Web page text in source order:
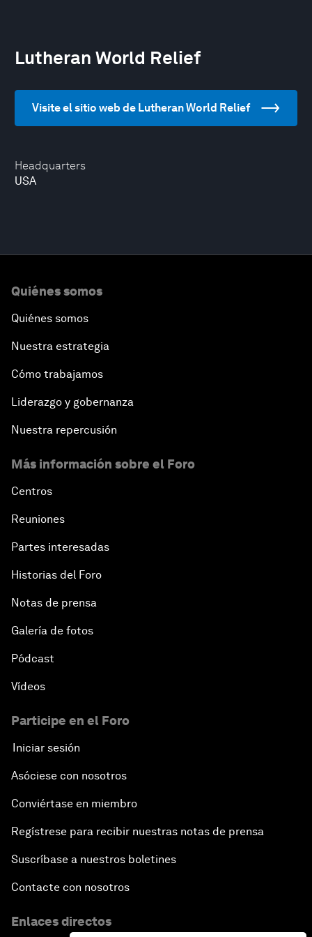
Headquarters
USA
Lutheran World Relief
Visite el sitio web de Lutheran World Relief
Quiénes somos
Quiénes somos
Nuestra estrategia
Cómo trabajamos
Liderazgo y gobernanza
Nuestra repercusión
Más información sobre el Foro
Centros
Reuniones
Partes interesadas
Historias del Foro
Notas de prensa
Galería de fotos
Pódcast
Vídeos
Participe en el Foro
Iniciar sesión
Asóciese con nosotros
Conviértase en miembro
Regístrese para recibir nuestras notas de prensa
Suscríbase a nuestros boletines
Contacte con nosotros
Enlaces directos